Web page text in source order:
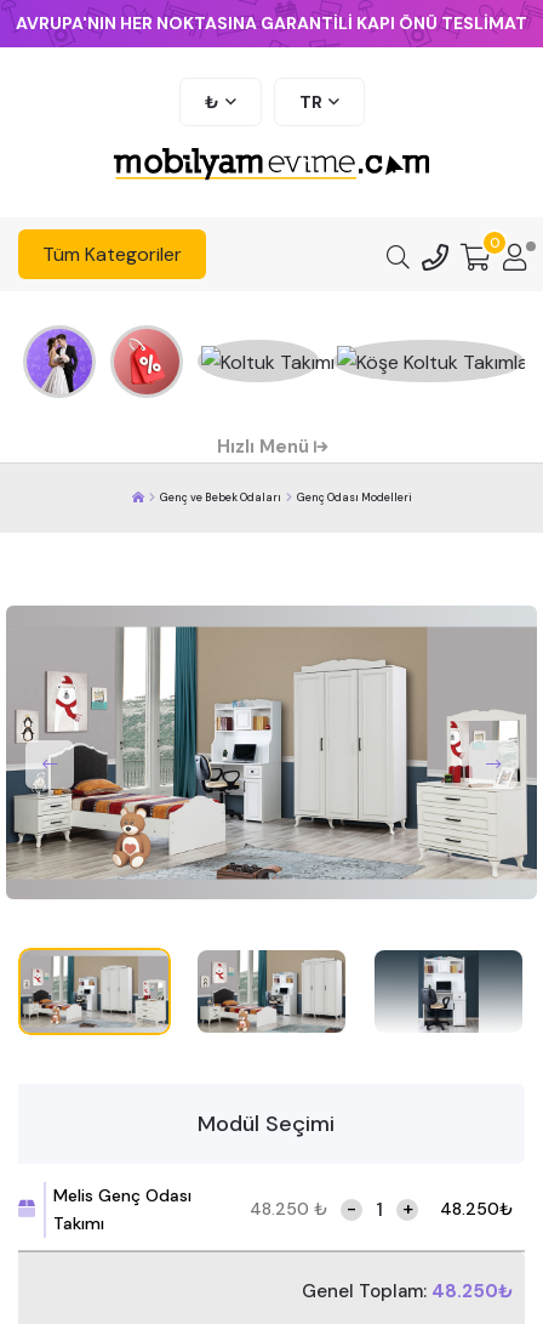
AVRUPA'NIN HER NOKTASINA GARANTİLİ KAPI ÖNÜ TESLİMAT
₺ TR
Tüm Kategoriler 0
Hızlı Menü
Genç ve Bebek Odaları Genç Odası Modelleri
Modül Seçimi
Melis Genç Odası
Takımı
48.250 ₺ - + 48.250₺
Genel Toplam: 48.250₺